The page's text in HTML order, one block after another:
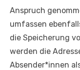
Anspruch
umfassen
die Speicherung
werden die
Absender*innen